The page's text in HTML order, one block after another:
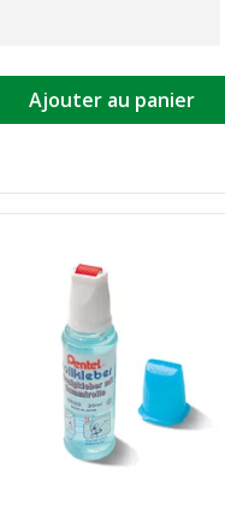
Ajouter au panier